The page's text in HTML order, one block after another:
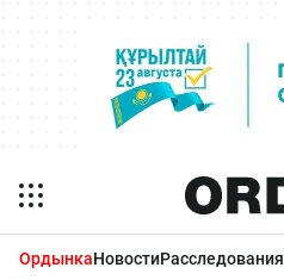
ОрдынкаНовостиРасследования